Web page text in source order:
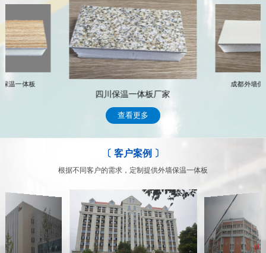
每个员工上岗前必须经过严格的专业训练，施工过程中的每一道工序
都严格把关，专人专项，每个环节分工明确，确保施工质量。
深入了解我们
时处理顾客的问题，完善周到的售后服务，赢得了众多客户的信赖
我们的售后服务
保温一体板
四川保温一体板厂家
成都外墙保
查看更多
〔 客户案例 〕
根据不同客户的需求，定制提供外墙保温一体板